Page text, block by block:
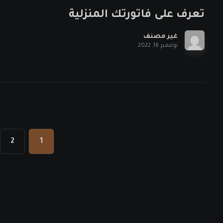
تعرف على فاتورتك المنزلية
غير مصنف
نوفمبر 16, 2022
1
2